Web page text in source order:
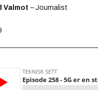
Valmot – Journalist